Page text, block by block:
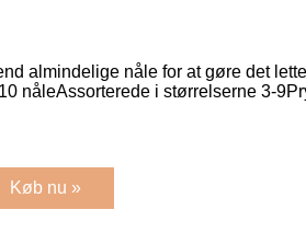
almindelige nåle for at gøre det
nåleAssorterede i størrelserne 3-
Køb nu »